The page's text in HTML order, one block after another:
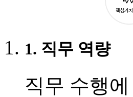
1. 직무 역량
직무 수행